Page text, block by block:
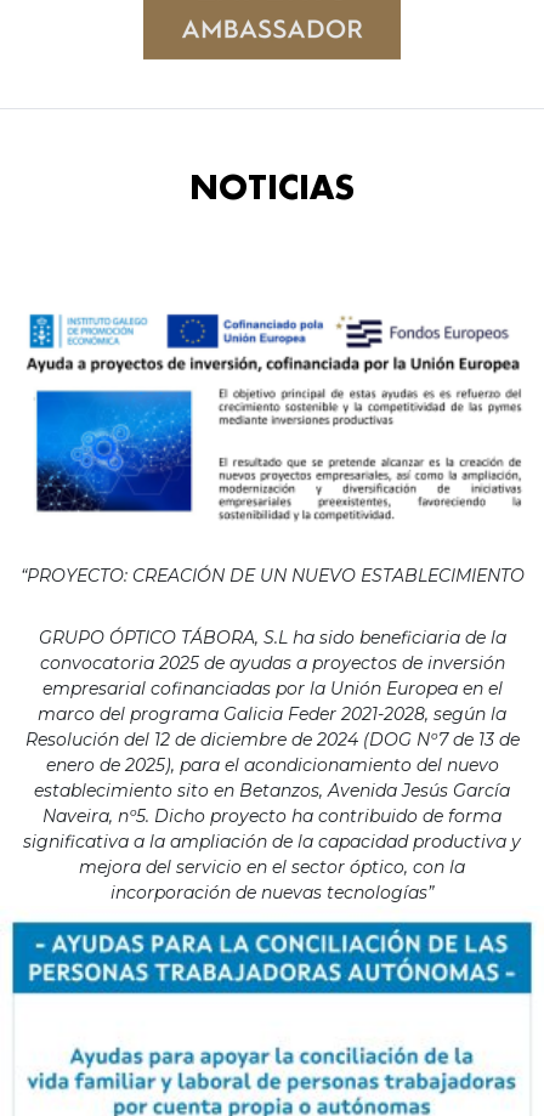
NOTICIAS
“PROYECTO: CREACIÓN DE UN NUEVO ESTABLECIMIENTO
GRUPO ÓPTICO TÁBORA, S.L ha sido beneficiaria de la
convocatoria 2025 de ayudas a proyectos de inversión
empresarial cofinanciadas por la Unión Europea en el
marco del programa Galicia Feder 2021-2028, según la
Resolución del 12 de diciembre de 2024 (DOG Nº7 de 13 de
enero de 2025), para el acondicionamiento del nuevo
establecimiento sito en Betanzos, Avenida Jesús García
Naveira, nº5. Dicho proyecto ha contribuido de forma
significativa a la ampliación de la capacidad productiva y
mejora del servicio en el sector óptico, con la
incorporación de nuevas tecnologías”